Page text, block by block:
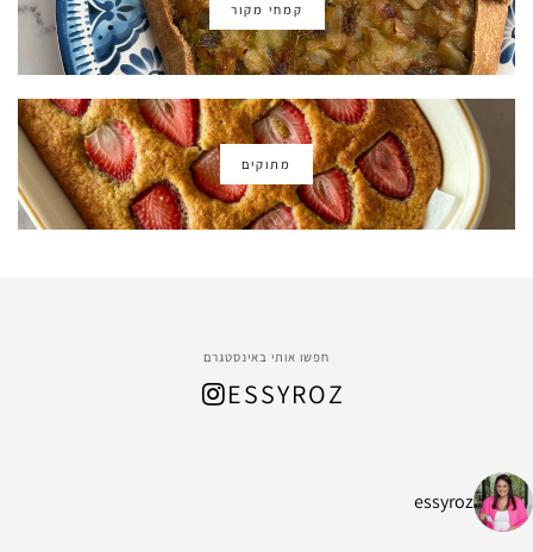
קמחי מקור
מתוקים
חפשו אותי באינסטגרם
ESSYROZ
essyroz